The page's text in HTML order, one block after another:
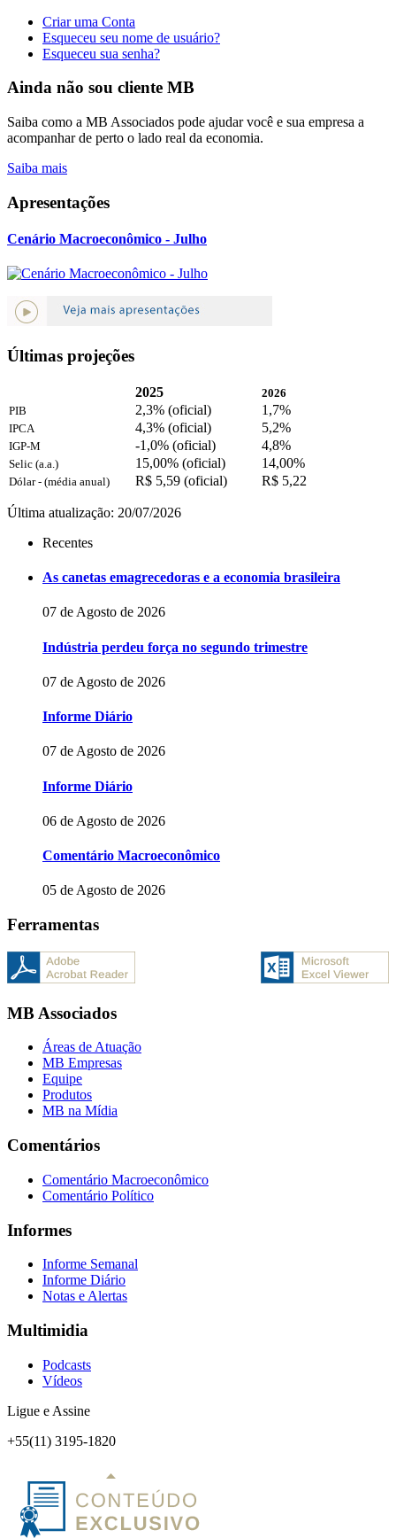
Criar uma Conta
Esqueceu seu nome de usuário?
Esqueceu sua senha?
Ainda não sou cliente MB
Saiba como a MB Associados pode ajudar você e sua empresa a
acompanhar de perto o lado real da economia.
Saiba mais
Apresentações
Cenário Macroeconômico - Julho
Últimas projeções
2025
2026
PIB
2,3% (oficial) 1,7%
IPCA 4,3% (oficial) 5,2%
IGP-M -1,0% (oficial) 4,8%
Selic (a.a.) 15,00% (oficial) 14,00%
Dólar - (média anual) R$ 5,59 (oficial) R$ 5,22
Última atualização: 20/07/2026
Recentes
As canetas emagrecedoras e a economia brasileira
07 de Agosto de 2026
Indústria perdeu força no segundo trimestre
07 de Agosto de 2026
Informe Diário
07 de Agosto de 2026
Informe Diário
06 de Agosto de 2026
Comentário Macroeconômico
05 de Agosto de 2026
Ferramentas
MB Associados
Áreas de Atuação
MB Empresas
Equipe
Produtos
MB na Mídia
Comentários
Comentário Macroeconômico
Comentário Político
Informes
Informe Semanal
Informe Diário
Notas e Alertas
Multimidia
Podcasts
Vídeos
Ligue e Assine
+55(11) 3195-1820